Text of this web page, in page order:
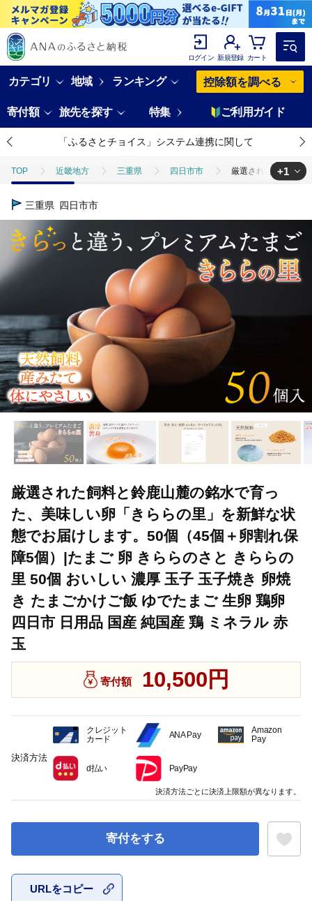
ログイン 新規登録 カート
カテゴリ 地域 ランキング 控除額を調べる
寄付額 旅先を探す 特集 ご利用ガイド
「ふるさとチョイス」システム連携に関して
TOP 近畿地方 三重県 四日市市 厳選された飼料と鈴
TOP
+1
三重県 四日市市
厳選された飼料と鈴鹿山麓の銘水で育っ
た、美味しい卵「きららの里」を新鮮な状
態でお届けします。50個（45個＋卵割れ保
障5個）|たまご 卵 きららのさと きららの
里 50個 おいしい 濃厚 玉子 玉子焼き 卵焼
き たまごかけご飯 ゆでたまご 生卵 鶏卵
四日市 日用品 国産 純国産 鶏 ミネラル 赤
玉
寄付額 10,500円
寄付をする
URLをコピー
決済方法
クレジット
カード
ANA Pay
Amazon
Pay
d払い PayPay
決済方法ごとに決済上限額が異なります。